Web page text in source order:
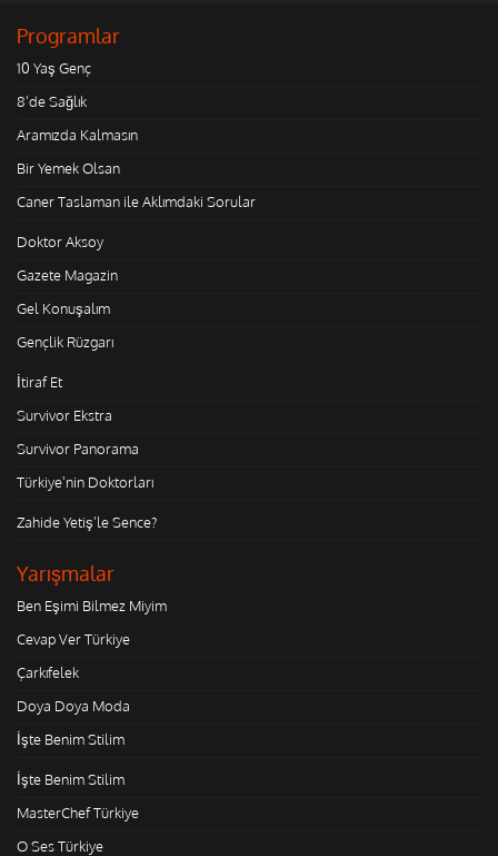
Programlar
10 Yaş Genç
8'de Sağlık
Aramızda Kalmasın
Bir Yemek Olsan
Caner Taslaman ile Aklımdaki Sorular
Doktor Aksoy
Gazete Magazin
Gel Konuşalım
Gençlik Rüzgarı
İtiraf Et
Survivor Ekstra
Survivor Panorama
Türkiye'nin Doktorları
Zahide Yetiş'le Sence?
Yarışmalar
Ben Eşimi Bilmez Miyim
Cevap Ver Türkiye
Çarkıfelek
Doya Doya Moda
İşte Benim Stilim
İşte Benim Stilim
MasterChef Türkiye
O Ses Türkiye